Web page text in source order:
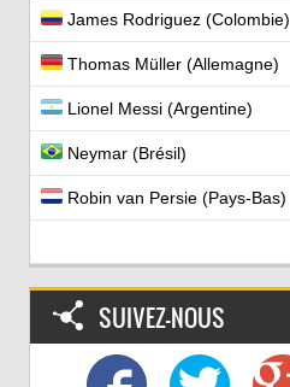
James Rodriguez (Colombie)
Thomas Müller (Allemagne)
Lionel Messi (Argentine)
Neymar (Brésil)
Robin van Persie (Pays-Bas)
SUIVEZ-NOUS